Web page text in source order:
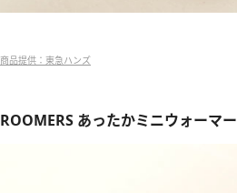
商品提供：東急ハンズ
ROOMERS あったかミニウォーマー